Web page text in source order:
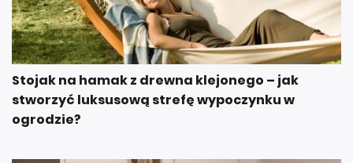
Stojak na hamak z drewna klejonego – jak
stworzyć luksusową strefę wypoczynku w
ogrodzie?